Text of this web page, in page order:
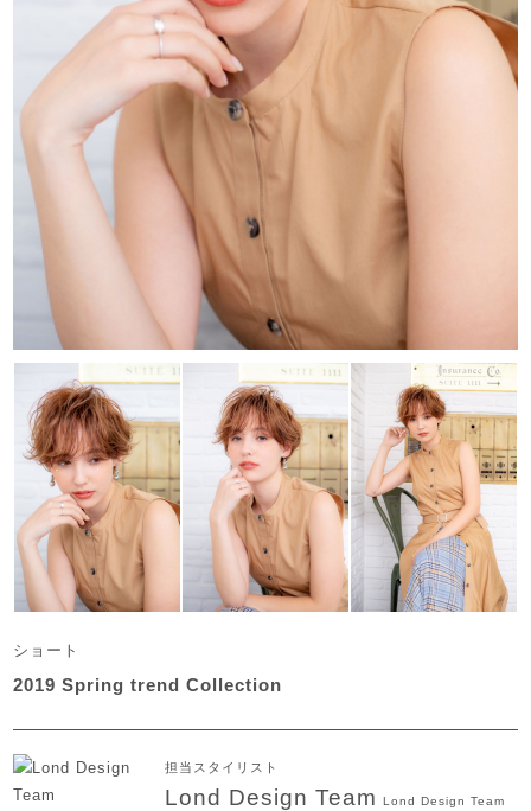
ショート
2019 Spring trend Collection
担当スタイリスト
Lond Design Team Lond Design Team